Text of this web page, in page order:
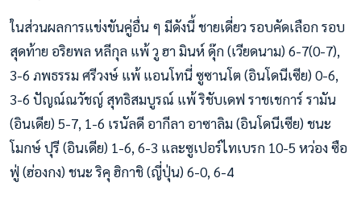
ในส่วนผลการแข่งขันคู่อื่น ๆ มีดังนี้ ชายเดี่ยว รอบคัดเลือก รอบ
สุดท้าย อริยพล หลีกุล แพ้ วู ฮา มินห์ ดุ๊ก (เวียดนาม) 6-7(0-7),
3-6 ภพธรรม ศรีวงษ์ แพ้ แอนโทนี่ ซูซานโต (อินโดนีเซีย) 0-6,
3-6 ปัญณ์ณวัชญ์ สุทธิสมบูรณ์ แพ้ ริชับเดฟ ราชเชการ์ รามัน
(อินเดีย) 5-7, 1-6 เรนัลดี อากีลา อาซาลิม (อินโดนีเซีย) ชนะ
โมกษ์ ปุรี (อินเดีย) 1-6, 6-3 และซูเปอร์ไทเบรก 10-5 หว่อง ซือ
ฟู่ (ฮ่องกง) ชนะ ริคุ ฮิกาชิ (ญี่ปุ่น) 6-0, 6-4